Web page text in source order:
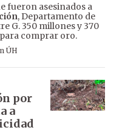
fueron asesinados a
, Departamento de
G. 350 millones y 370
comprar oro.
ÚH
por
a